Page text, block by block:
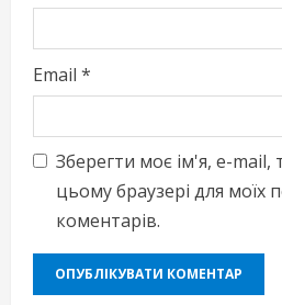
Email *
Зберегти моє ім'я, e-mail,
цьому браузері для моїх
коментарів.